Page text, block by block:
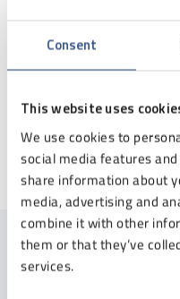
Consent
This website uses
We use cookies to
social media features
share information about
media, advertising and
combine it with other
them or that they’ve
services.
Kategória
PRÍPADOVÉ ŠTÚDIE